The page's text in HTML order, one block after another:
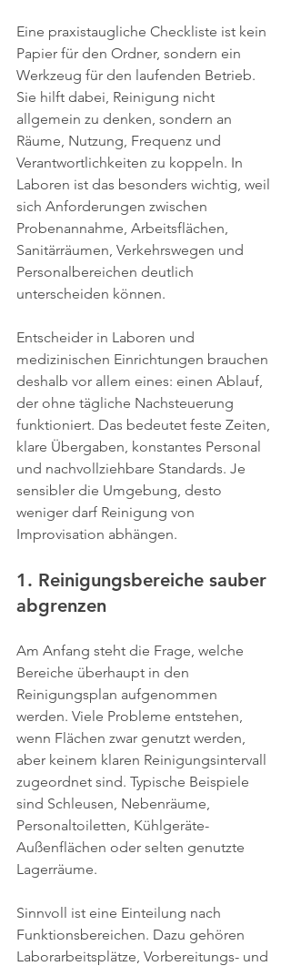
Eine praxistaugliche Checkliste ist kein
Papier für den Ordner, sondern ein
Werkzeug für den laufenden Betrieb.
Sie hilft dabei, Reinigung nicht
allgemein zu denken, sondern an
Räume, Nutzung, Frequenz und
Verantwortlichkeiten zu koppeln. In
Laboren ist das besonders wichtig, weil
sich Anforderungen zwischen
Probenannahme, Arbeitsflächen,
Sanitärräumen, Verkehrswegen und
Personalbereichen deutlich
unterscheiden können.
Entscheider in Laboren und
medizinischen Einrichtungen brauchen
deshalb vor allem eines: einen Ablauf,
der ohne tägliche Nachsteuerung
funktioniert. Das bedeutet feste Zeiten,
klare Übergaben, konstantes Personal
und nachvollziehbare Standards. Je
sensibler die Umgebung, desto
weniger darf Reinigung von
Improvisation abhängen.
1. Reinigungsbereiche sauber
abgrenzen
Am Anfang steht die Frage, welche
Bereiche überhaupt in den
Reinigungsplan aufgenommen
werden. Viele Probleme entstehen,
wenn Flächen zwar genutzt werden,
aber keinem klaren Reinigungsintervall
zugeordnet sind. Typische Beispiele
sind Schleusen, Nebenräume,
Personaltoiletten, Kühlgeräte-
Außenflächen oder selten genutzte
Lagerräume.
Sinnvoll ist eine Einteilung nach
Funktionsbereichen. Dazu gehören
Laborarbeitsplätze, Vorbereitungs- und